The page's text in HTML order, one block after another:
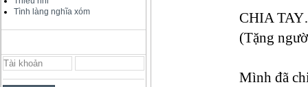
Tình làng nghĩa xóm
CHIA
(Tặng
Mình đã